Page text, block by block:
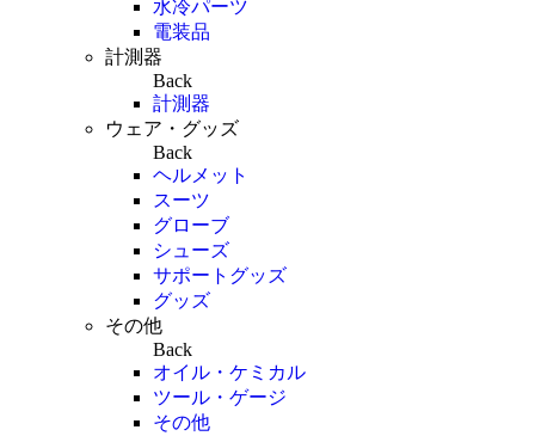
水冷パーツ
電装品
計測器
Back
計測器
ウェア・グッズ
Back
ヘルメット
スーツ
グローブ
シューズ
サポートグッズ
グッズ
その他
Back
オイル・ケミカル
ツール・ゲージ
その他